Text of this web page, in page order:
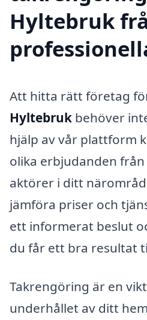
Hyltebruk
Att hitta rätt företag
Hyltebruk behöver
hjälp av vår plattform
olika erbjudanden
aktörer i ditt
jämföra priser och
ett informerat beslut
du får ett bra resultat
Takrengöring är en
underhållet av ditt